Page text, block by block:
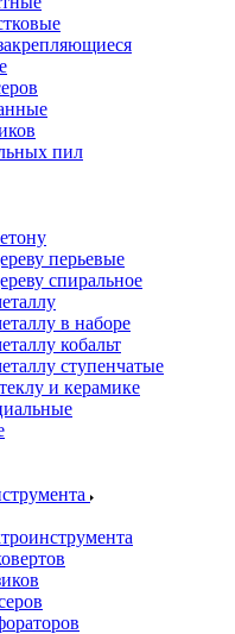
пил
перьевые
спиральное
в наборе
кобальт
ступенчатые
и керамике